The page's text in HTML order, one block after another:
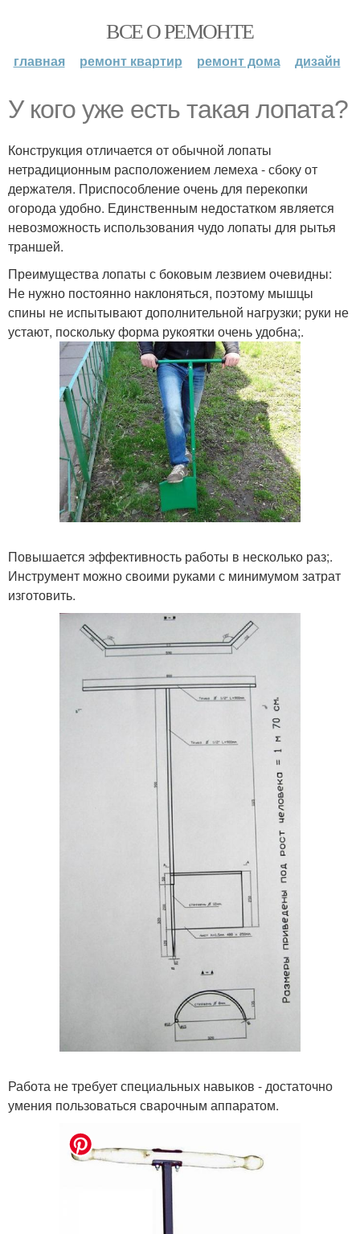
ВСЕ О РЕМОНТЕ
главная ремонт квартир ремонт дома дизайн
У кого уже есть такая лопата?
Конструкция отличается от обычной лопаты
нетрадиционным расположением лемеха - сбоку от
держателя. Приспособление очень для перекопки
огорода удобно. Единственным недостатком является
невозможность использования чудо лопаты для рытья
траншей.
Преимущества лопаты с боковым лезвием очевидны:
Не нужно постоянно наклоняться, поэтому мышцы
спины не испытывают дополнительной нагрузки; руки не
устают, поскольку форма рукоятки очень удобна;.
Повышается эффективность работы в несколько раз;.
Инструмент можно своими руками с минимумом затрат
изготовить.
Работа не требует специальных навыков - достаточно
умения пользоваться сварочным аппаратом.